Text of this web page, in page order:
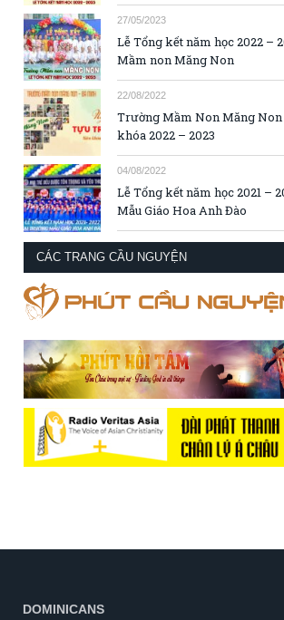
27/05/2023
Lễ Tổng kết năm học 2022 –
Mầm non Măng Non
22/08/2022
Trường Mầm Non Măng
khóa 2022 – 2023
04/08/2022
Lễ Tổng kết năm học 2021 –
Mẫu Giáo Hoa Anh Đào
CÁC TRANG CẦU NGUYỆN
DOMINICANS